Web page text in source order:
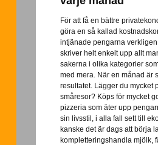
För att få en bättre
göra en så kallad
intjänade pengarna
skriver helt enkelt upp allt
sakerna i olika kategorier
med mera. När en månad är
resultatet. Lägger du mycket
småresor? Köps för mycket
pizzeria som äter upp
sin livsstil, i alla fall sett till
kanske det är dags att börja
kompletteringshandla mjölk,